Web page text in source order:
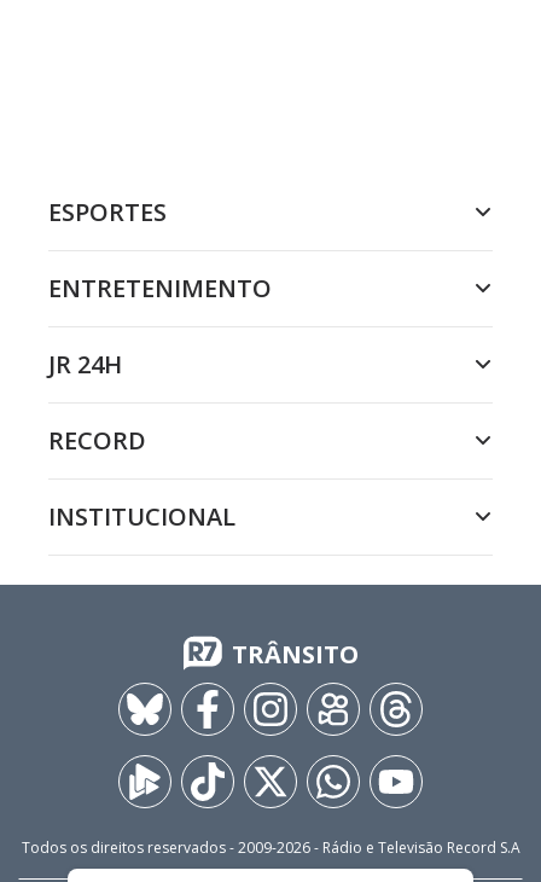
ESPORTES
ENTRETENIMENTO
JR 24H
RECORD
INSTITUCIONAL
TRÂNSITO
Todos os direitos reservados - 2009-2026- Rádio e Televisão Record S.A